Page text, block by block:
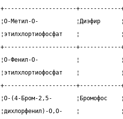
+---------------------+------------
¦О-Метил-О-           ¦Диэфир
¦этилхлортиофосфат    ¦
+---------------------+------------
¦О-Фенил-О-           ¦
¦этилхлортиофосфат    ¦
+---------------------+------------
¦О-(4-Бром-2,5-       ¦Бромофос
¦дихлорфенил)-О,О-    ¦